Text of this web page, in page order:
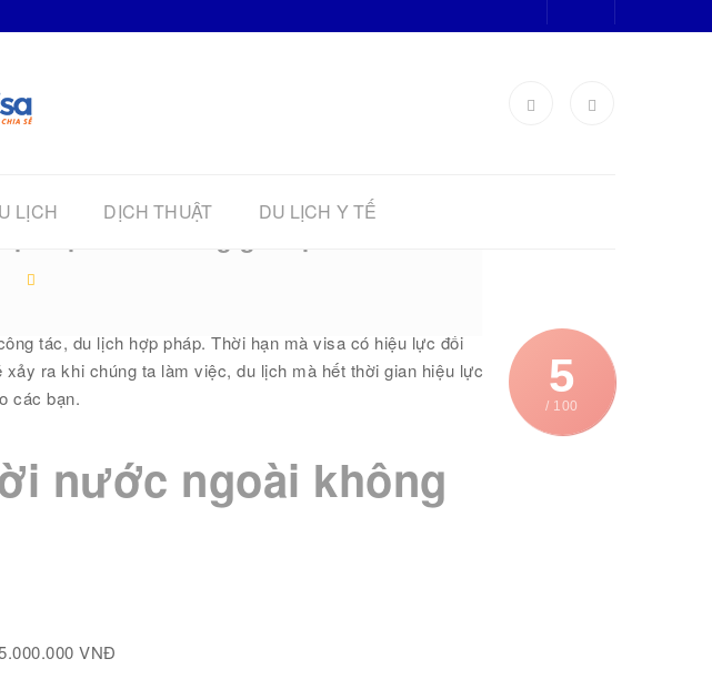
LỊCH DỊCH THUẬT DU LỊCH Y TẾ
5
/ 100
tác, du lịch hợp pháp. Thời hạn mà visa có hiệu lực đối
ra khi chúng ta làm việc, du lịch mà hết thời gian hiệu lực
các bạn.
nước ngoài không
VNĐ